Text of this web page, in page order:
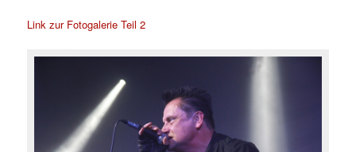
Link zur Fotogalerie Teil 2